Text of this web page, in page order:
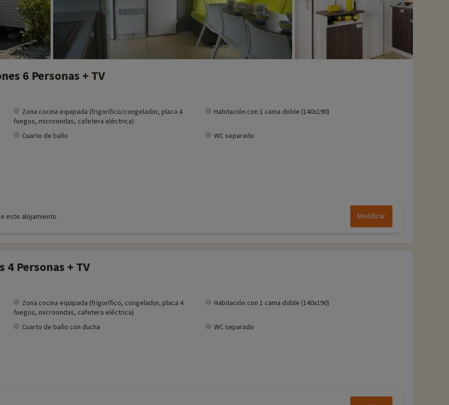
6 Personas + TV
Zona cocina equipada (frigorífico/congelador, placa 4
fuegos, microondas, cafetera eléctrica)
Habitación con 1 cama doble (140x190)
Cuarto de baño
WC separado
este alojamiento Modificar
Personas + TV
Zona cocina equipada (frigorífico, congelador, placa 4
fuegos, microondas, cafetera eléctrica)
Habitación con 1 cama doble (140x190)
Cuarto de baño con ducha
WC separado